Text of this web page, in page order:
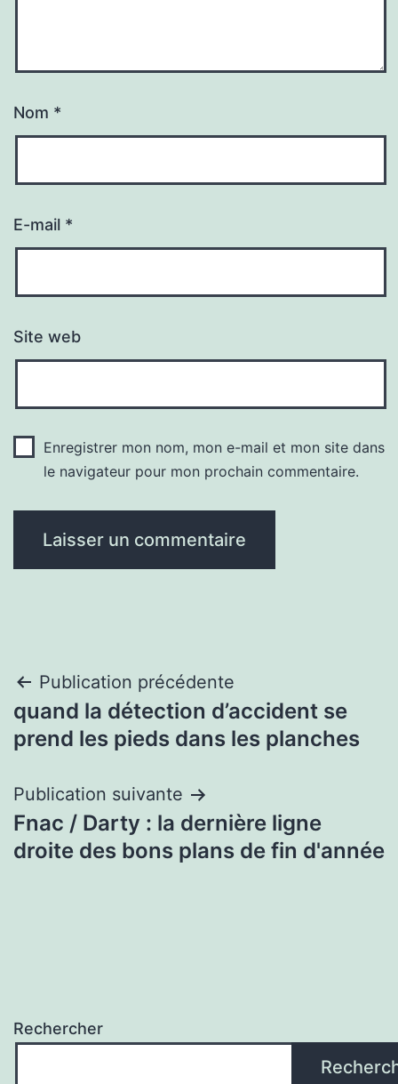
Nom *
E-mail *
Site web
Enregistrer mon nom, mon e-mail et mon site dans
le navigateur pour mon prochain commentaire.
Navigation
de
Publication précédente
quand la détection d’accident se
prend les pieds dans les planches
Publication suivante
Fnac / Darty : la dernière ligne
droite des bons plans de fin d'année
Rechercher